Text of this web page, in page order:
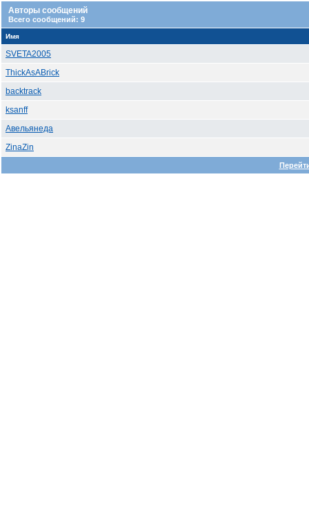
Авторы сообщений
Всего сообщений: 9
Имя
SVETA2005
ThickAsABrick
backtrack
ksanff
Авельянеда
ZinaZin